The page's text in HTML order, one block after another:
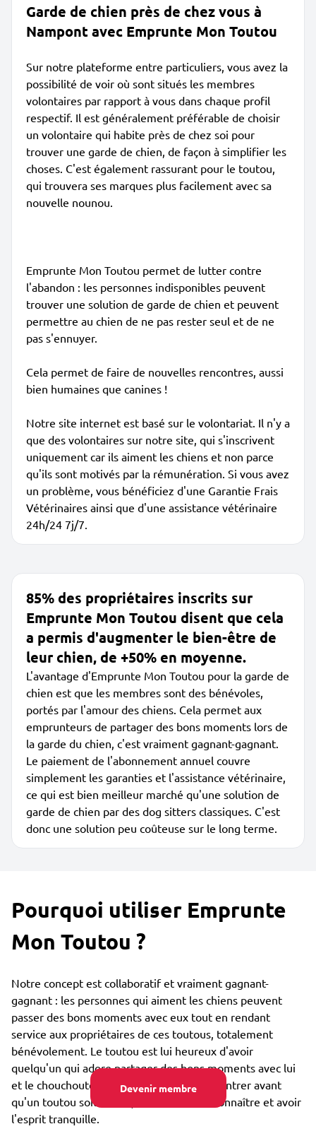
Devenir membre
Garde de chien près de chez vous à
Nampont avec Emprunte Mon Toutou
Sur notre plateforme entre particuliers, vous avez la
possibilité de voir où sont situés les membres
volontaires par rapport à vous dans chaque profil
respectif. Il est généralement préférable de choisir
un volontaire qui habite près de chez soi pour
trouver une garde de chien, de façon à simplifier les
choses. C'est également rassurant pour le toutou,
qui trouvera ses marques plus facilement avec sa
nouvelle nounou.
Emprunte Mon Toutou permet de lutter contre
l'abandon : les personnes indisponibles peuvent
trouver une solution de garde de chien et peuvent
permettre au chien de ne pas rester seul et de ne
pas s'ennuyer.
Cela permet de faire de nouvelles rencontres, aussi
bien humaines que canines !
Notre site internet est basé sur le volontariat. Il n'y a
que des volontaires sur notre site, qui s'inscrivent
uniquement car ils aiment les chiens et non parce
qu'ils sont motivés par la rémunération. Si vous avez
un problème, vous bénéficiez d'une Garantie Frais
Vétérinaires ainsi que d'une assistance vétérinaire
24h/24 7j/7.
85% des propriétaires inscrits sur
Emprunte Mon Toutou disent que cela
a permis d'augmenter le bien-être de
leur chien, de +50% en moyenne.
L'avantage d'Emprunte Mon Toutou pour la garde de
chien est que les membres sont des bénévoles,
portés par l'amour des chiens. Cela permet aux
emprunteurs de partager des bons moments lors de
la garde du chien, c'est vraiment gagnant-gagnant.
Le paiement de l'abonnement annuel couvre
simplement les garanties et l'assistance vétérinaire,
ce qui est bien meilleur marché qu'une solution de
garde de chien par des dog sitters classiques. C'est
donc une solution peu coûteuse sur le long terme.
Pourquoi utiliser Emprunte
Mon Toutou ?
Notre concept est collaboratif et vraiment gagnant-
gagnant : les personnes qui aiment les chiens peuvent
passer des bons moments avec eux tout en rendant
service aux propriétaires de ces toutous, totalement
bénévolement. Le toutou est lui heureux d'avoir
quelqu'un qui adore partager des bons moments avec lui
et le chouchouter. Vous pouvez vous rencontrer avant
qu'un toutou soit confié, afin de bien se connaître et avoir
l'esprit tranquille.